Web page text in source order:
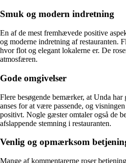
Smuk og modern indretning
En af de mest fremhævede positive
og moderne indretning af restauranten.
hvor flot og elegant lokalerne er. De
atmosfæren.
Gode omgivelser
Flere besøgende bemærker, at Unda
anses for at være passende, og
positivt. Nogle gæster omtaler også de
afslappende stemning i restauranten.
Venlig og opmærksom
Mange af kommentarerne roser